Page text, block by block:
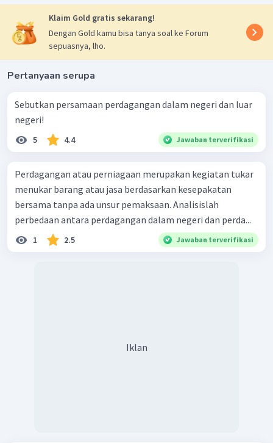
Klaim Gold gratis sekarang!
Dengan Gold kamu bisa tanya soal ke Forum
sepuasnya, lho.
Pertanyaan serupa
Sebutkan persamaan perdagangan dalam negeri dan luar
negeri!
5 4.4 Jawaban terverifikasi
Perdagangan atau perniagaan merupakan kegiatan tukar
menukar barang atau jasa berdasarkan kesepakatan
bersama tanpa ada unsur pemaksaan. Analisislah
perbedaan antara perdagangan dalam negeri dan perda...
1 2.5 Jawaban terverifikasi
Iklan